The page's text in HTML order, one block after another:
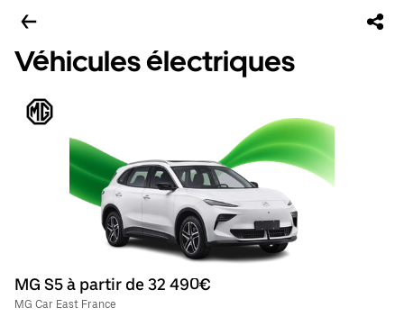
Véhicules électriques
MG S5 à partir de 32 490€
MG Car East France